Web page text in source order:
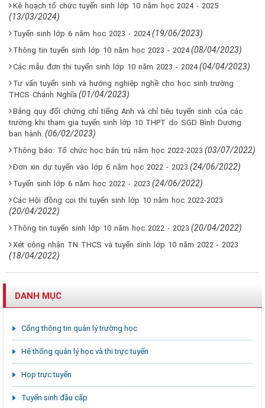
Kê hoạch tổ chức tuyển sinh lớp 10 năm học 2024 - 2025
(13/03/2024)
Tuyển sinh lớp 6 năm học 2023 - 2024 (19/06/2023)
Thông tin tuyển sinh lớp 10 năm học 2023 - 2024 (08/04/2023)
Các mẫu đơn thi tuyển sinh lớp 10 năm 2023 - 2024 (04/04/2023)
Tư vấn tuyển sinh và hướng nghiệp nghề cho học sinh trường
THCS Chánh Nghĩa (01/04/2023)
Bảng quy đổi chứng chỉ tiếng Anh và chỉ tiêu tuyển sinh của các
trường khi tham gia tuyển sinh lớp 10 THPT do SGD Bình Dương
ban hành. (06/02/2023)
Thông báo: Tổ chức học bán trú năm học 2022-2023 (03/07/2022)
Đơn xin dự tuyển vào lớp 6 năm học 2022 - 2023 (24/06/2022)
Tuyển sinh lớp 6 năm học 2022 - 2023 (24/06/2022)
Các Hội đồng coi thi tuyển sinh lớp 10 năm học 2022-2023
(20/04/2022)
Thông tin tuyển sinh lớp 10 năm học 2022 - 2023 (20/04/2022)
Xét công nhận TN THCS và tuyển sinh lớp 10 năm 2022 - 2023
(18/04/2022)
DANH MỤC
Cổng thông tin quản lý trường học
Hệ thống quản lý học và thi trực tuyến
Họp trực tuyến
Tuyển sinh đầu cấp